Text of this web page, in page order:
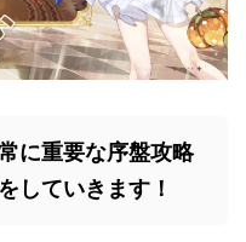
に重要な序盤攻略
していきます！